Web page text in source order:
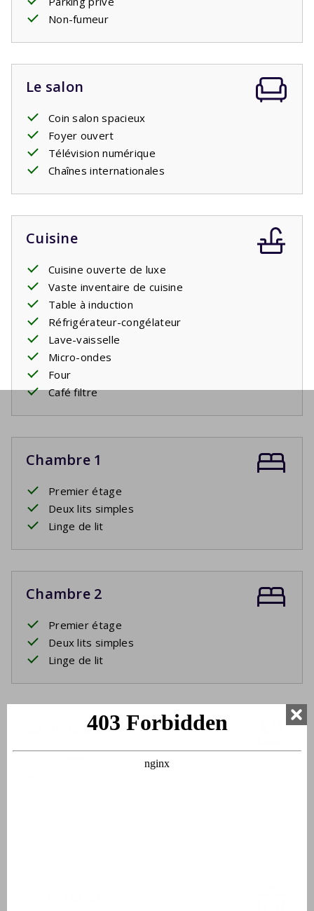
Non-fumeur
Le salon
Coin salon spacieux
Foyer ouvert
Télévision numérique
Chaînes internationales
Cuisine
Cuisine ouverte de luxe
Vaste inventaire de cuisine
Table à induction
Réfrigérateur-congélateur
Lave-vaisselle
Micro-ondes
Four
Café filtre
Chambre 1
Premier étage
Deux lits simples
Linge de lit
Chambre 2
Premier étage
Deux lits simples
Linge de lit
Salle de bain